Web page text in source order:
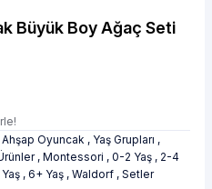
Büyük Boy Ağaç Seti
Ahşap Oyuncak , Yaş Grupları ,
, Montessori , 0-2 Yaş , 2-4
, 6+ Yaş , Waldorf , Setler